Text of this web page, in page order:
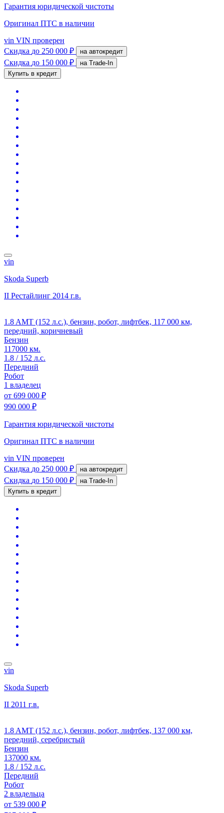
Гарантия юридической чистоты
Оригинал ПТС в наличии
vin VIN проверен
Скидка до 250 000 ₽ на автокредит
Скидка до 150 000 ₽
на Trade-In
Купить в кредит
vin
Skoda Superb
II Рестайлинг 2014 г.в.
1.8 AMT (152 л.с.), бензин, робот, лифтбек, 117 000 км,
передний, коричневый
Бензин
117000 км.
1.8 / 152 л.с.
Передний
Робот
1 владелец
от 699 000 ₽
990 000 ₽
Гарантия юридической чистоты
Оригинал ПТС в наличии
vin VIN проверен
Скидка до 250 000 ₽ на автокредит
Скидка до 150 000 ₽
на Trade-In
Купить в кредит
vin
Skoda Superb
II 2011 г.в.
1.8 AMT (152 л.с.), бензин, робот, лифтбек, 137 000 км,
передний, серебристый
Бензин
137000 км.
1.8 / 152 л.с.
Передний
Робот
2 владельца
от 539 000 ₽